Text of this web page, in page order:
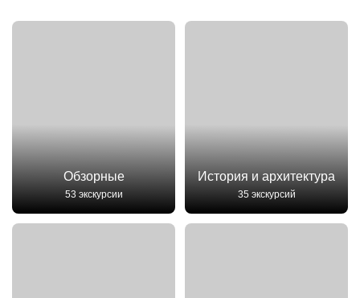
Обзорные
53 экскурсии
История и архитектура
35 экскурсий